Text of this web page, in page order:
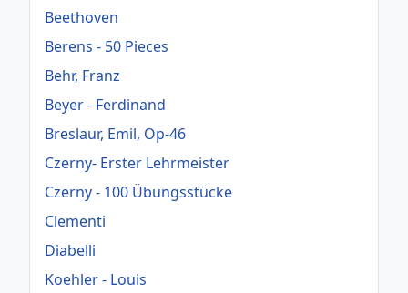
Beethoven
Berens - 50 Pieces
Behr, Franz
Beyer - Ferdinand
Breslaur, Emil, Op-46
Czerny- Erster Lehrmeister
Czerny - 100 Übungsstücke
Clementi
Diabelli
Koehler - Louis